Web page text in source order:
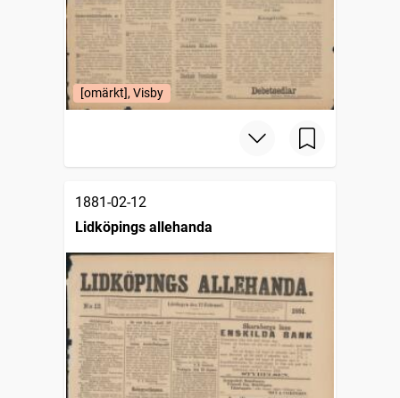
[omärkt], Visby
1881-02-12
Lidköpings allehanda